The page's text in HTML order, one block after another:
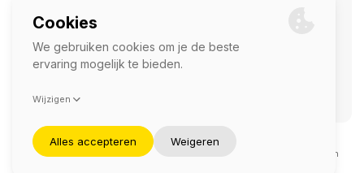
SOCIAL
©2026 — Komerco
Deze site wordt beschermd door reCAPTCHA en het
en